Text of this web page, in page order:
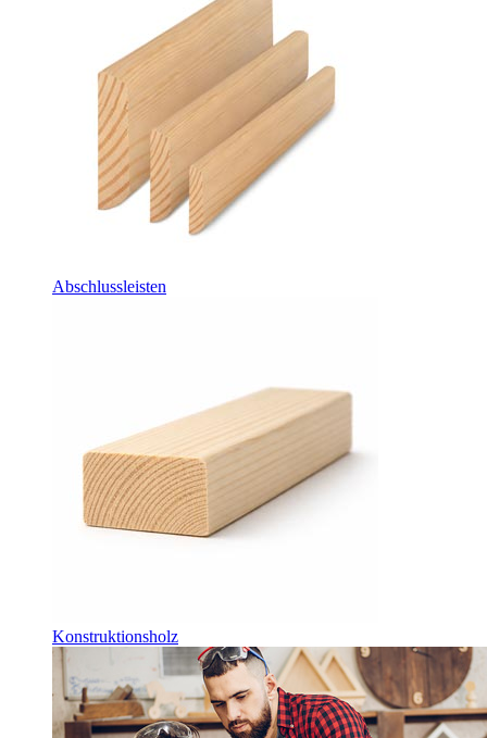
Abschlussleisten
Konstruktionsholz